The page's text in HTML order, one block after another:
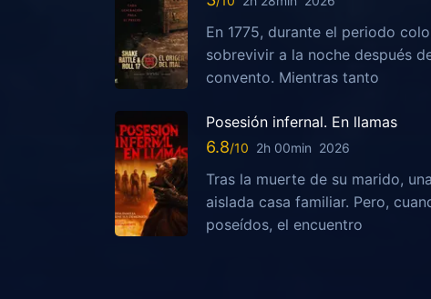
En 1775, durante el periodo
sobrevivir a la noche después
convento. Mientras tanto
Posesión infernal. En llamas
6.8 2h 00min 2026
Tras la muerte de su marido,
aislada casa familiar. Pero,
poseídos, el encuentro